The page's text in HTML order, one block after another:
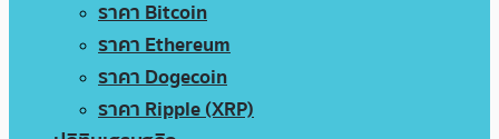
ราคา Bitcoin
ราคา Ethereum
ราคา Dogecoin
ราคา Ripple (XRP)